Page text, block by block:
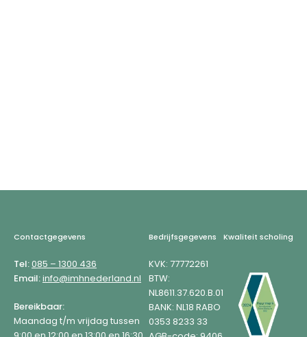
Footer
Contactgegevens
Tel:085 – 1300 436
Email:info@imhnederland.nl
Bereikbaar:
Maandag t/m vrijdag tussen
Bedrijfsgegevens
KVK: 77772261
BTW:
NL8611.37.620.B.01
BANK: NL18 RABO
0353 8233 33
Kwaliteit scholing